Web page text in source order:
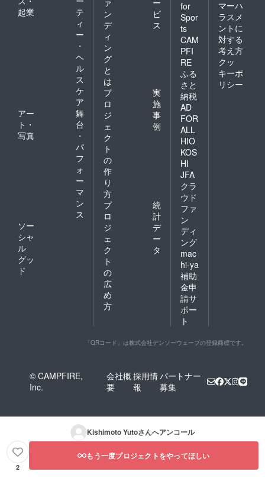
起業
テ
ィ
ー
・
ヘ
ル
ス
ケ
ア
アー
ト・
写真
舞
台
・
パ
フ
ォ
ー
マ
ン
ス
ソー
シャ
ル
グッ
ド
ン
デ
ィ
ン
グ
と
は
ビ
ス
プ
ロ
ジ
ェ
ク
ト
の
作
り
方
実
施
事
例
プ
ロ
ジ
ェ
ク
ト
の
広
め
方
統
計
デ
ー
タ
for
Spor
ts
CAM
PFI
RE
ふる
さと
納税
AD
FOR
ALL
HIO
KOS
HI
JFA
クラ
ウド
ファ
ン
ディ
ング
mac
hi-ya
補助
金申
請サ
ポー
ト
マーハ
ラスメ
ントに
対する
考え方
クッ
キーポ
リシー
「QRコード」は株式会社デンソーウェーブの登録商標です。
© CAMPFIRE,
Inc.
会社概
要
採用情
報
パートナー
募集
Kishimoto Yutoさんへアンコール
2
もう一度プロジェクトをやってほしい